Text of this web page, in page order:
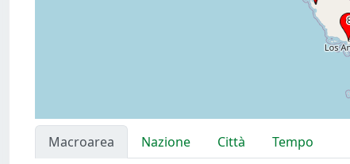
Macroarea Nazione Città
Tempo